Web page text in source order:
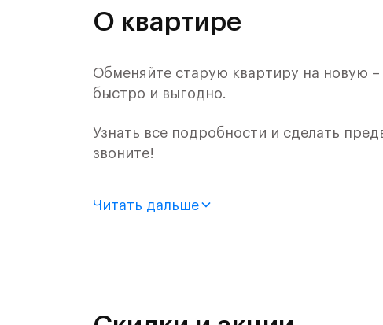
О квартире
Обменяйте старую квартиру на новую
быстро и выгодно.
Узнать все подробности и сделать
звоните!
монолитного дома (Корпус 61, Секция
и Подушкинским лесами.
Читать дальше